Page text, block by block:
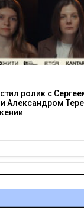
ролик с
Александром